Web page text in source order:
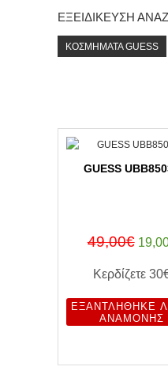
ΕΞΕΙΔΊΚΕΥΣΗ
ΚΟΣΜΗΜΑΤΑ GUESS
GUESS
49,00€
Κερδίζετε
ΕΞΑΝΤΛΉΘΗΚΕ
ΑΝΑΜΟΝΉΣ